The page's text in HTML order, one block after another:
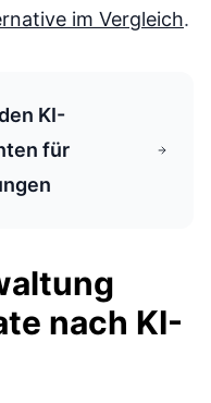
im Vergleich.
KI-
für
nach KI-